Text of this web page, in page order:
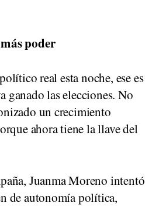
poder
real esta noche, ese es
ganado las elecciones. No
un crecimiento
ahora tiene la llave del
Juanma Moreno intentó
de autonomía política,